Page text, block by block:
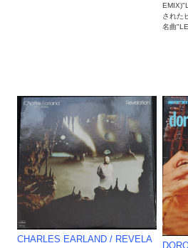
された
名曲
CHARLES EARLAND / REVELA